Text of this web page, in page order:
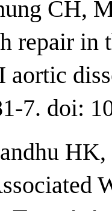
CH,
repair in
aortic
7. doi: